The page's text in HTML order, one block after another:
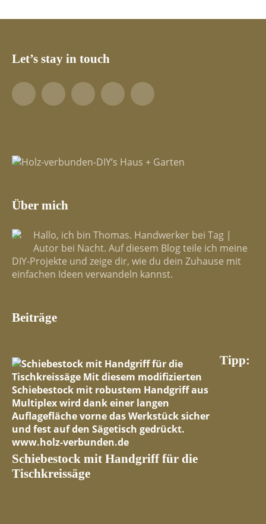
Let’s stay in touch
FacebookYouTubePinterestLinkedIn
Über mich
Hallo, ich bin Thomas. Handwerker bei Tag |
Autor bei Nacht. Auf diesem Blog teile ich meine
DIY-Projekte und zeige dir, wie du dein Zuhause mit
einfachen Ideen verwandeln kannst.
Beiträge
Tipp:
Schiebestock mit Handgriff für die
Tischkreissäge